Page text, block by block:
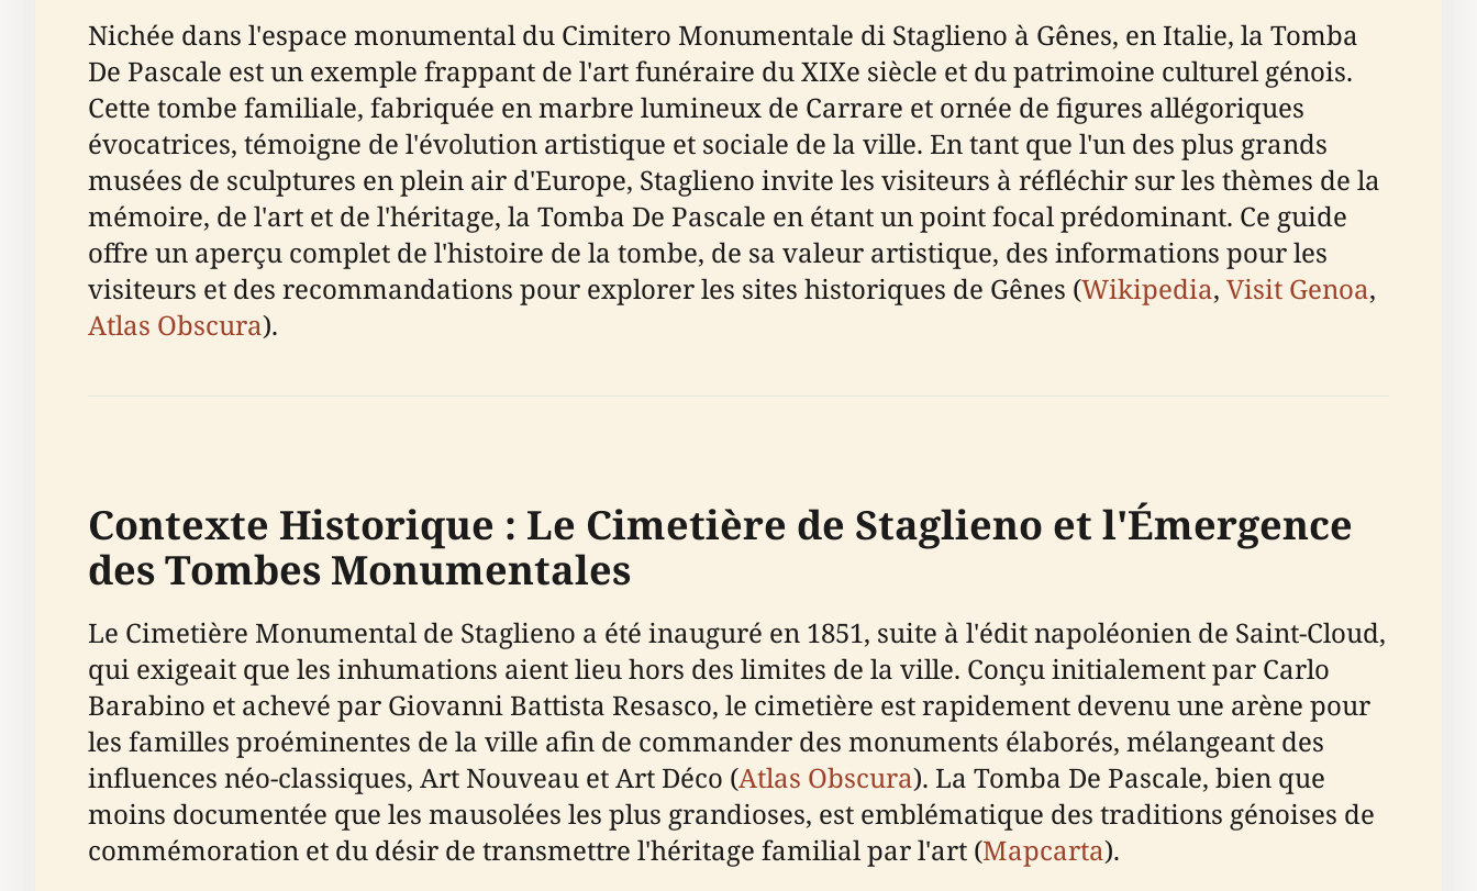
Nichée dans l'espace monumental du Cimitero Monumentale di Staglieno à Gênes, en Italie, la Tomba
De Pascale est un exemple frappant de l'art funéraire du XIXe siècle et du patrimoine culturel génois.
Cette tombe familiale, fabriquée en marbre lumineux de Carrare et ornée de figures allégoriques
évocatrices, témoigne de l'évolution artistique et sociale de la ville. En tant que l'un des plus grands
musées de sculptures en plein air d'Europe, Staglieno invite les visiteurs à réfléchir sur les thèmes de la
mémoire, de l'art et de l'héritage, la Tomba De Pascale en étant un point focal prédominant. Ce guide
offre un aperçu complet de l'histoire de la tombe, de sa valeur artistique, des informations pour les
visiteurs et des recommandations pour explorer les sites historiques de Gênes (Wikipedia, Visit Genoa,
Atlas Obscura).
Contexte Historique : Le Cimetière de Staglieno et l'Émergence
des Tombes Monumentales
Le Cimetière Monumental de Staglieno a été inauguré en 1851, suite à l'édit napoléonien de Saint-Cloud,
qui exigeait que les inhumations aient lieu hors des limites de la ville. Conçu initialement par Carlo
Barabino et achevé par Giovanni Battista Resasco, le cimetière est rapidement devenu une arène pour
les familles proéminentes de la ville afin de commander des monuments élaborés, mélangeant des
influences néo-classiques, Art Nouveau et Art Déco (Atlas Obscura). La Tomba De Pascale, bien que
moins documentée que les mausolées les plus grandioses, est emblématique des traditions génoises de
commémoration et du désir de transmettre l'héritage familial par l'art (Mapcarta).